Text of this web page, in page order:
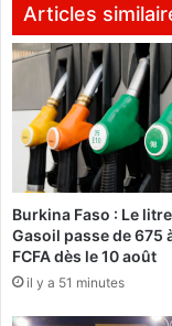
d
m
a
i
n
e
m
é
u
r
d
e
l
Articles
Burkina Faso : Le
Gasoil passe de 675
FCFA dès le 10 août
il y a 51 minutes